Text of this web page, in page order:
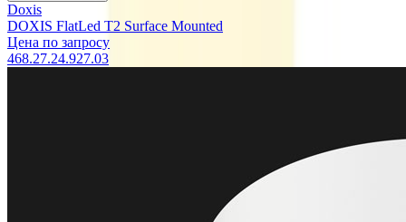
Doxis
DOXIS FlatLed T2 Surface Mounted
Цена по запросу
468.27.24.927.03